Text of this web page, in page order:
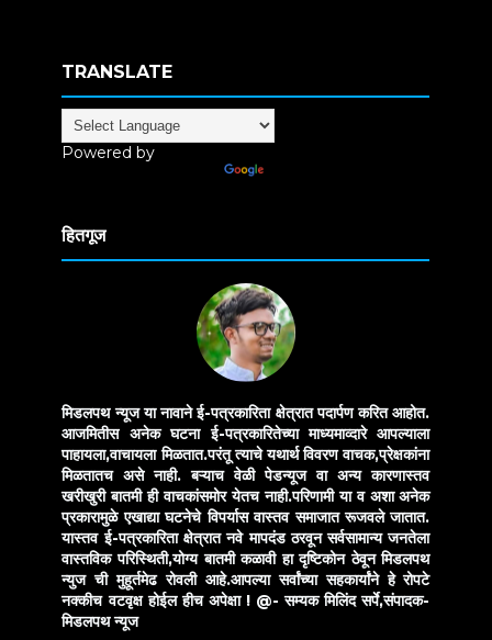
TRANSLATE
Powered by
हितगूज
मिडलपथ न्यूज या नावाने ई-पत्रकारिता क्षेत्रात पदार्पण करित आहोत.
आजमितीस अनेक घटना ई-पत्रकारितेच्या माध्यमाव्दारे आपल्याला
पाहायला,वाचायला मिळतात.परंतू त्याचे यथार्थ विवरण वाचक,प्रेक्षकांना
मिळतातच असे नाही. बऱ्याच वेळी पेडन्यूज वा अन्य कारणास्तव
खरीखुरी बातमी ही वाचकांसमोर येतच नाही.परिणामी या व अशा अनेक
प्रकारामुळे एखाद्या घटनेचे विपर्यास वास्तव समाजात रूजवले जातात.
यास्तव ई-पत्रकारिता क्षेत्रात नवे मापदंड ठरवून सर्वसामान्य जनतेला
वास्तविक परिस्थिती,योग्य बातमी कळावी हा दृष्टिकोन ठेवून मिडलपथ
न्युज ची मुहूर्तमेढ रोवली आहे.आपल्या सर्वांच्या सहकार्यांने हे रोपटे
नक्कीच वटवृक्ष होईल हीच अपेक्षा ! @- सम्यक मिलिंद सर्पे,संपादक-
मिडलपथ न्यूज